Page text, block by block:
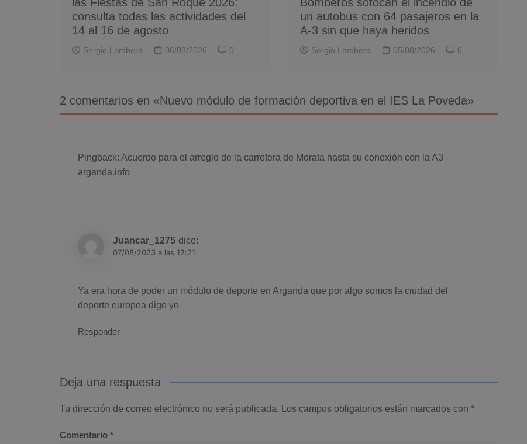
consulta todas las actividades del
14 al 16 de agosto
Sergio Lombera 06/08/2026 0
un autobús con 64 pasajeros en la
A-3 sin que haya heridos
Sergio Lombera 05/08/2026 0
2 comentarios en «Nuevo módulo de formación deportiva en el IES La Poveda»
Pingback: Acuerdo para el arreglo de la carretera de Morata hasta su conexión con la A3 -
arganda.info
Juancar_1275 dice:
07/08/2023 a las 12:21
Ya era hora de poder un módulo de deporte en Arganda que por algo somos la ciudad del
deporte europea digo yo
Responder
Deja una respuesta
Tu dirección de correo electrónico no será publicada. Los campos obligatorios están marcados con *
Comentario *